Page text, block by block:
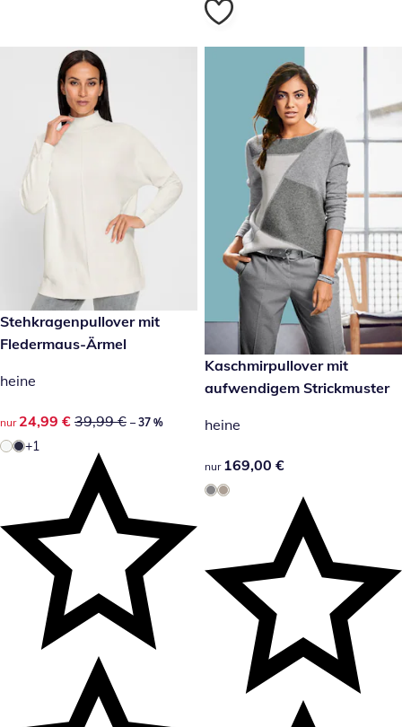
reduzierter Preis 24,99 €, vorheriger Preis: 39,99 €
-37 %
Stehkragenpullover mit
Fledermaus-Ärmel
heine
reduzierter Preis 24,99 €, vorheriger Preis: 39,99 €
nur 24,99 € 39,99 € – 37 %
+1
169,00 €
Kaschmirpullover mit
aufwendigem Strickmuster
heine
169,00 €
nur 169,00 €